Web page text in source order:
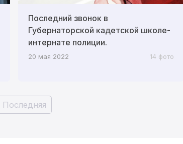
Последний звонок в
Губернаторской кадетской школе-
интернате полиции.
20 мая 2022 14 фото
Последняя